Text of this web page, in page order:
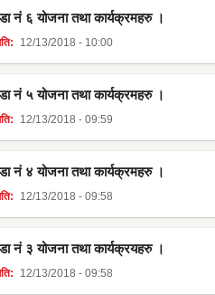
नं ६ योजना तथा कार्यक्रमहरु ।
12/13/2018 - 10:00
नं ५ योजना तथा कार्यक्रमहरु ।
12/13/2018 - 09:59
नं ४ योजना तथा कार्यक्रमहरु ।
12/13/2018 - 09:58
नं ३ योजना तथा कार्यक्रयहरु ।
12/13/2018 - 09:58